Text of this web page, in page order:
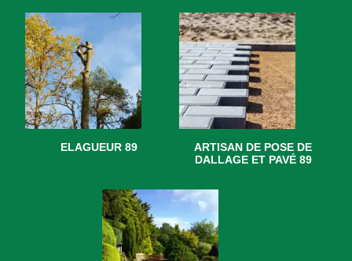
ELAGUEUR 89
ARTISAN DE POSE DE
DALLAGE ET PAVÉ 89